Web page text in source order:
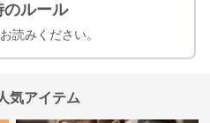
のルール
読みください。
気アイテム